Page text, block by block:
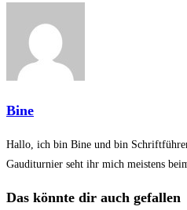
Bine
Hallo, ich bin Bine und bin
Gauditurnier seht ihr mich meistens
Das könnte dir auch gefallen